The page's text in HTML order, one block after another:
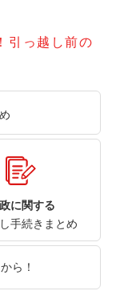
引っ越し前の
に関する
手続きまとめ
ら！